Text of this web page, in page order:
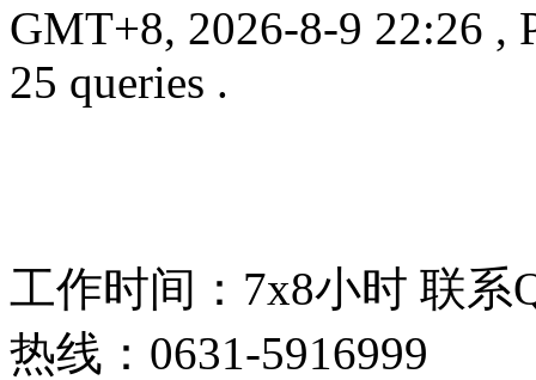
GMT+8, 2026-8-9 22:26 ,
25 queries .
工作时间：7x8小时 联系
热线：0631-5916999